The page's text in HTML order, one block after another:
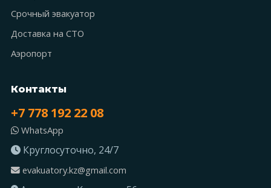
Срочный эвакуатор
Доставка на СТО
Аэропорт
Контакты
+7 778 192 22 08
WhatsApp
Круглосуточно, 24/7
evakuatory.kz@gmail.com